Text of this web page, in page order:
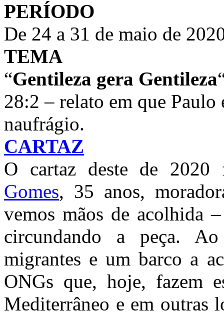
PERÍODO
De 24 a 31 de maio de
TEMA
“Gentileza gera Gentileza
28:2 – relato em que
naufrágio.
CARTAZ
O cartaz deste de
Gomes, 35 anos,
vemos mãos de acolhida
circundando a peça.
migrantes e um barco a
ONGs que, hoje, fazem
Mediterrâneo e em outras